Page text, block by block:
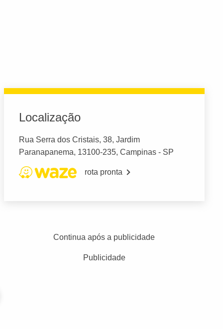
Localização
Rua Serra dos Cristais, 38, Jardim
Paranapanema, 13100-235, Campinas - SP
rota pronta
Continua após a publicidade
Publicidade